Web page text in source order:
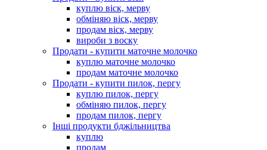
куплю віск, мерву
обміняю віск, мерву
продам віск, мерву
вироби з воску
Продати - купити маточне молочко
куплю маточне молочко
продам маточне молочко
Продати - купити пилок, пергу
куплю пилок, пергу
обміняю пилок, пергу
продам пилок, пергу
Інші продукти бджільництва
куплю
продам